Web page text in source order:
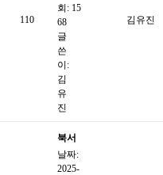
110
사회
관 이
용자
대상
'복지
로그
램 및
회: 15
68
글
쓴
이:
김
유
진
김유진
북서
울종
날짜:
2025-